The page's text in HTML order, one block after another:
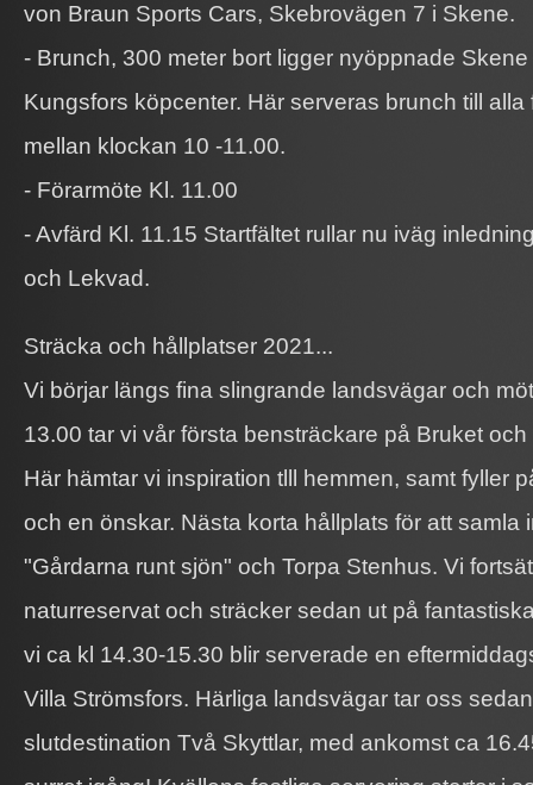
von Braun Sports Cars, Skebrovägen 7 i Skene.
- Brunch, 300 meter bort ligger nyöppnade Skene
Kungsfors köpcenter. Här serveras brunch till
mellan klockan 10 -11.00.
- Förarmöte Kl. 11.00
- Avfärd Kl. 11.15 Startfältet rullar nu iväg
och Lekvad.
Sträcka och hållplatser 2021...
Vi börjar längs fina slingrande landsvägar och
13.00 tar vi vår första bensträckare på Bruket
Här hämtar vi inspiration tlll hemmen, samt fyller
och en önskar. Nästa korta hållplats för att samla
"Gårdarna runt sjön" och Torpa Stenhus. Vi
naturreservat och sträcker sedan ut på
vi ca kl 14.30-15.30 blir serverade en
Villa Strömsfors. Härliga landsvägar tar oss
slutdestination Två Skyttlar, med ankomst ca